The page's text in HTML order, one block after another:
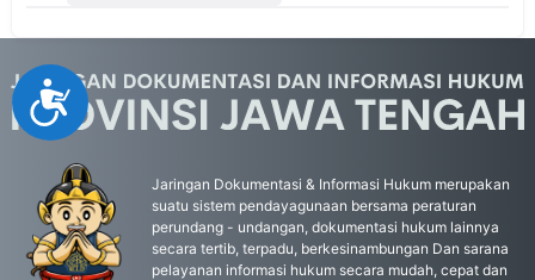
Accessibility
Jaringan Dokumentasi & Informasi Hukum merupakan
suatu sistem pendayagunaan bersama peraturan
perundang - undangan, dokumentasi hukum lainnya
secara tertib, terpadu, berkesinambungan Dan sarana
pelayanan informasi hukum secara mudah, cepat dan